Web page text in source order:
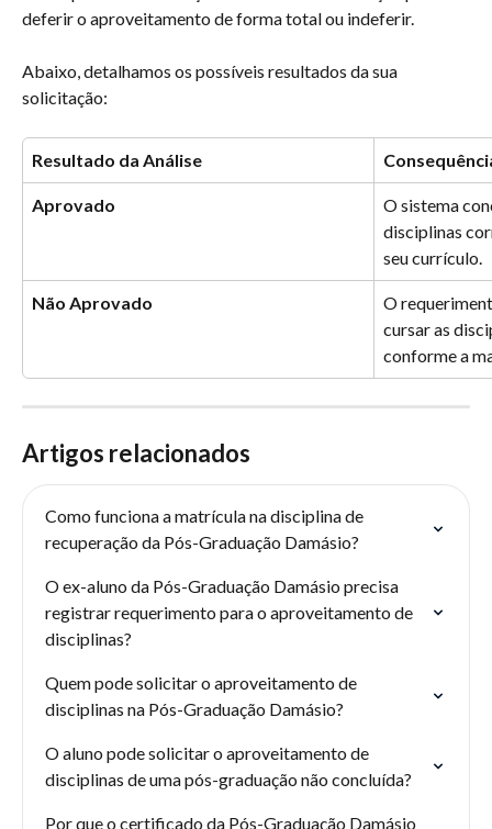
deferir o aproveitamento de forma total ou indeferir.
Abaixo, detalhamos os possíveis resultados da sua
solicitação:
Resultado da Análise
Aprovado
O sistema
disciplinas
seu currículo.
Não Aprovado
O
cursar as
conforme a
Artigos relacionados
Como funciona a matrícula na disciplina de
recuperação da Pós-Graduação Damásio?
O ex-aluno da Pós-Graduação Damásio precisa
registrar requerimento para o aproveitamento de
disciplinas?
Quem pode solicitar o aproveitamento de
disciplinas na Pós-Graduação Damásio?
O aluno pode solicitar o aproveitamento de
disciplinas de uma pós-graduação não concluída?
Por que o certificado da Pós-Graduação Damásio